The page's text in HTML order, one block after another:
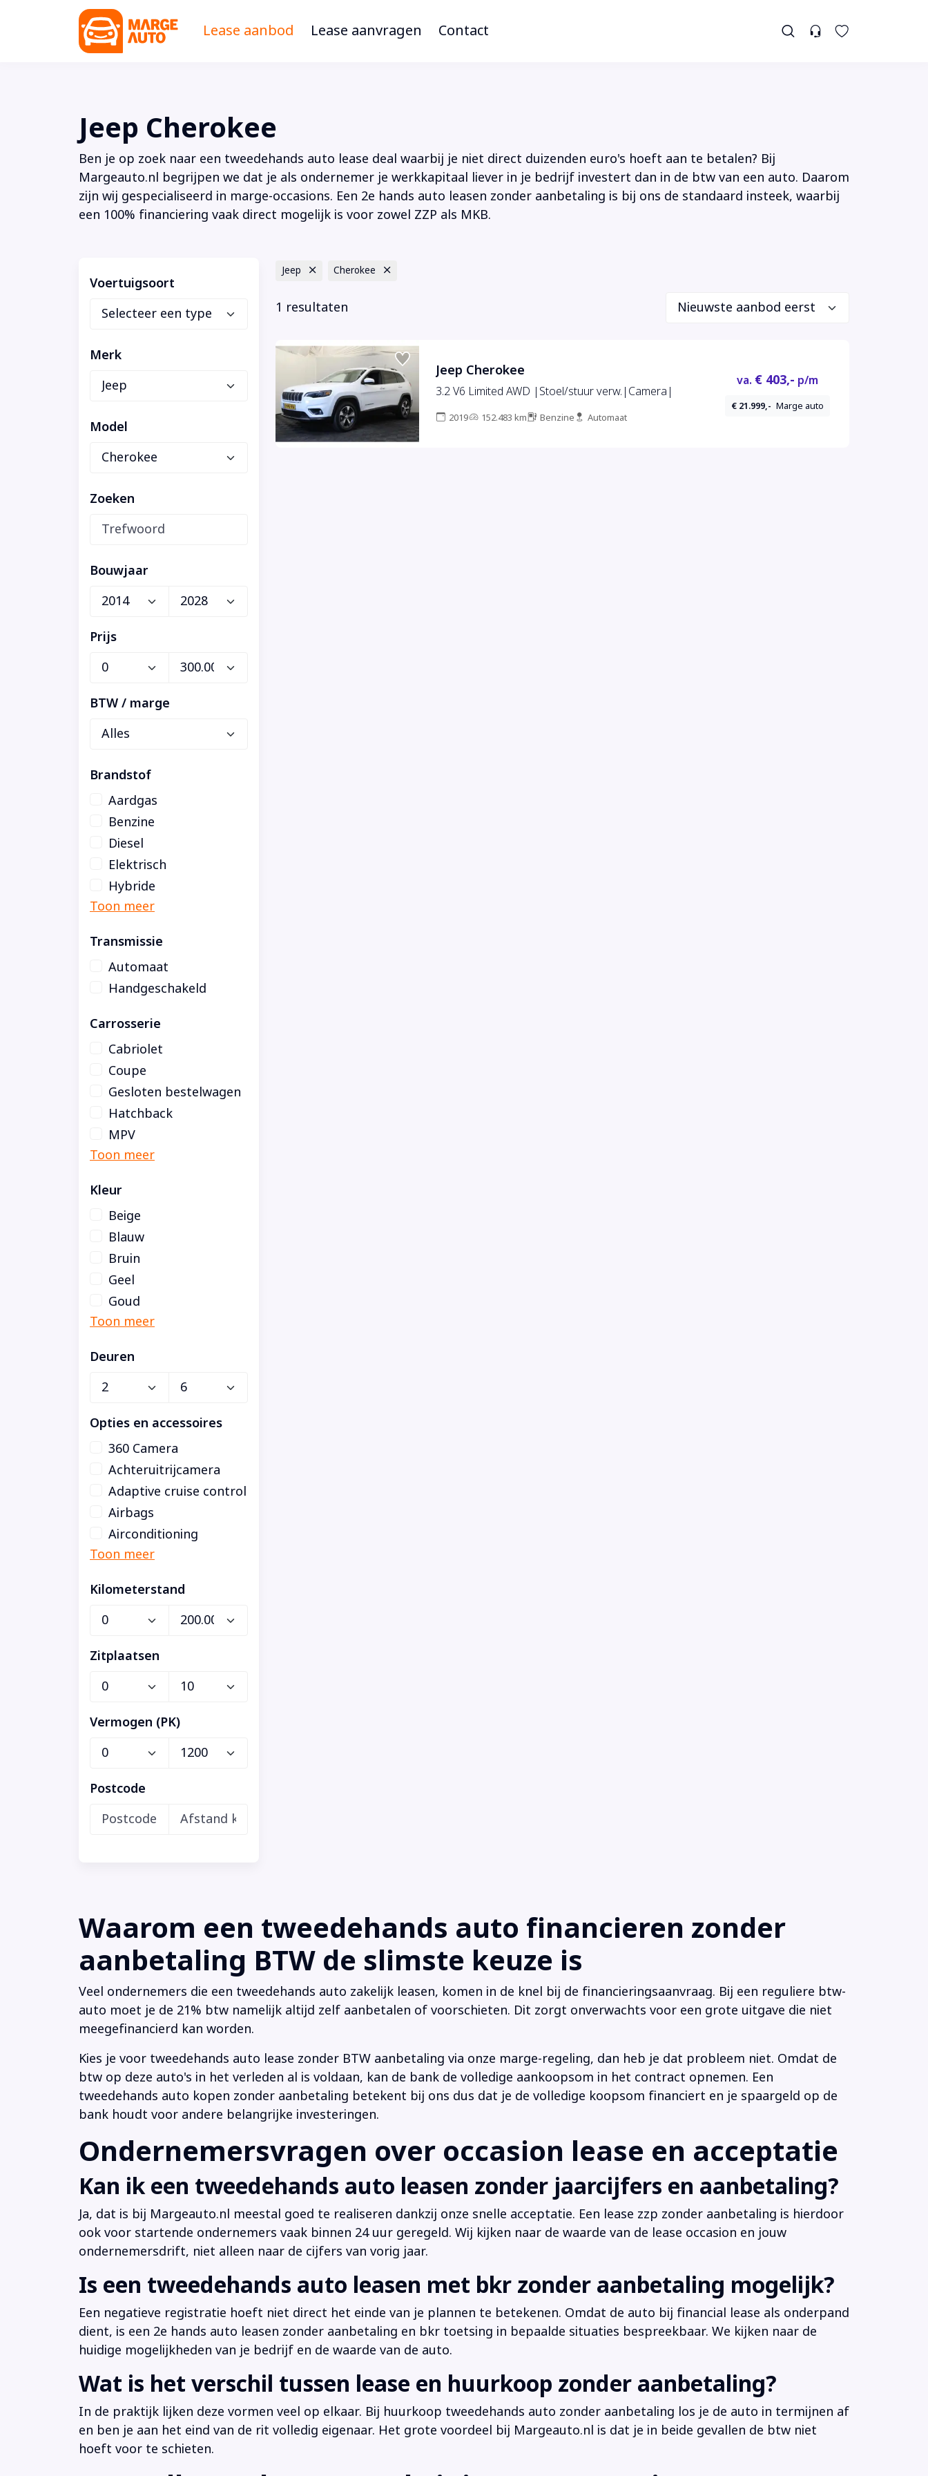
Lease aanbod Lease aanvragen Contact
Jeep Cherokee
Ben je op zoek naar een tweedehands auto lease deal waarbij je niet direct duizenden euro's hoeft aan te betalen? Bij
Margeauto.nl begrijpen we dat je als ondernemer je werkkapitaal liever in je bedrijf investert dan in de btw van een auto. Daarom
zijn wij gespecialiseerd in marge-occasions. Een 2e hands auto leasen zonder aanbetaling is bij ons de standaard insteek, waarbij
een 100% financiering vaak direct mogelijk is voor zowel ZZP als MKB.
Voertuigsoort
Merk
Model
Zoeken
Bouwjaar
Prijs
BTW / marge
Brandstof
Aardgas
Benzine
Diesel
Elektrisch
Hybride
Transmissie
Automaat
Handgeschakeld
Carrosserie
Cabriolet
Coupe
Gesloten bestelwagen
Hatchback
MPV
Kleur
Beige
Blauw
Bruin
Geel
Goud
Deuren
Opties en accessoires
360 Camera
Achteruitrijcamera
Adaptive cruise control
Airbags
Airconditioning
Kilometerstand
Zitplaatsen
Vermogen (PK)
Postcode
Jeep Cherokee
1 resultaten
Jeep Cherokee
3.2 V6 Limited AWD |Stoel/stuur verw.|Camera|
2019 152.483 km Benzine Automaat
va. € 403,- p/m
€ 21.999,- Marge auto
Waarom een tweedehands auto financieren zonder
aanbetaling BTW de slimste keuze is
Veel ondernemers die een tweedehands auto zakelijk leasen, komen in de knel bij de financieringsaanvraag. Bij een reguliere btw-
auto moet je de 21% btw namelijk altijd zelf aanbetalen of voorschieten. Dit zorgt onverwachts voor een grote uitgave die niet
meegefinancierd kan worden.
Kies je voor tweedehands auto lease zonder BTW aanbetaling via onze marge-regeling, dan heb je dat probleem niet. Omdat de
btw op deze auto's in het verleden al is voldaan, kan de bank de volledige aankoopsom in het contract opnemen. Een
tweedehands auto kopen zonder aanbetaling betekent bij ons dus dat je de volledige koopsom financiert en je spaargeld op de
bank houdt voor andere belangrijke investeringen.
Ondernemersvragen over occasion lease en acceptatie
Kan ik een tweedehands auto leasen zonder jaarcijfers en aanbetaling?
Ja, dat is bij Margeauto.nl meestal goed te realiseren dankzij onze snelle acceptatie. Een lease zzp zonder aanbetaling is hierdoor
ook voor startende ondernemers vaak binnen 24 uur geregeld. Wij kijken naar de waarde van de lease occasion en jouw
ondernemersdrift, niet alleen naar de cijfers van vorig jaar.
Is een tweedehands auto leasen met bkr zonder aanbetaling mogelijk?
Een negatieve registratie hoeft niet direct het einde van je plannen te betekenen. Omdat de auto bij financial lease als onderpand
dient, is een 2e hands auto leasen zonder aanbetaling en bkr toetsing in bepaalde situaties bespreekbaar. We kijken naar de
huidige mogelijkheden van je bedrijf en de waarde van de auto.
Wat is het verschil tussen lease en huurkoop zonder aanbetaling?
In de praktijk lijken deze vormen veel op elkaar. Bij huurkoop tweedehands auto zonder aanbetaling los je de auto in termijnen af
en ben je aan het eind van de rit volledig eigenaar. Het grote voordeel bij Margeauto.nl is dat je in beide gevallen de btw niet
hoeft voor te schieten.